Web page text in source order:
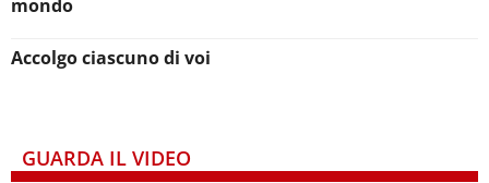
mondo
Accolgo ciascuno di voi
GUARDA IL VIDEO